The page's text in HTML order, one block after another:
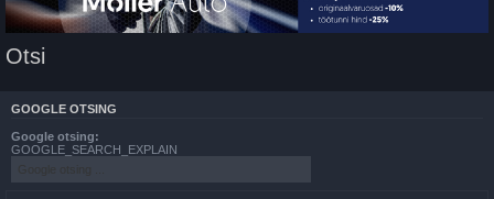
Otsi
GOOGLE OTSING
Google otsing:
GOOGLE_SEARCH_EXPLAIN